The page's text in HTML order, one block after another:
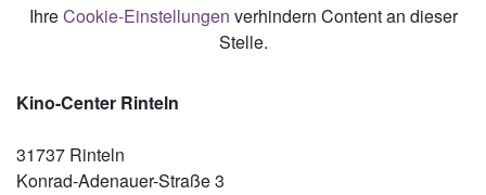
IhreCookie-Einstellungen verhindern Content an dieser
Stelle.
Kino-Center Rinteln
31737 Rinteln
Konrad-Adenauer-Straße 3